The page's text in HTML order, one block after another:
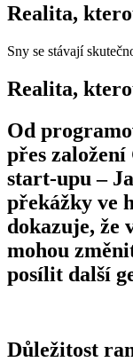
Realita,
Sny se stávají
Realita,
Od
přes
start-upu –
překážky ve
dokazuje, že
mohou
posílit další
Důležitost